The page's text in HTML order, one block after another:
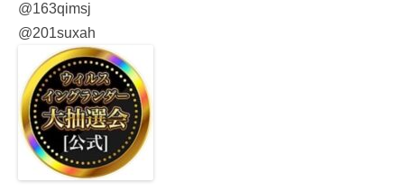
@163qimsj
@201suxah